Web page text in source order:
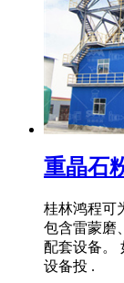
重晶石
桂林鸿程可
包含雷蒙磨
配套设备。
设备投 .